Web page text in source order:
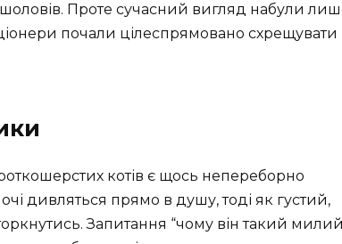
Проте сучасний вигляд набули
почали цілеспрямовано
котів є щось непереборно
дивляться прямо в душу, тоді як густий,
Запитання “чому він такий